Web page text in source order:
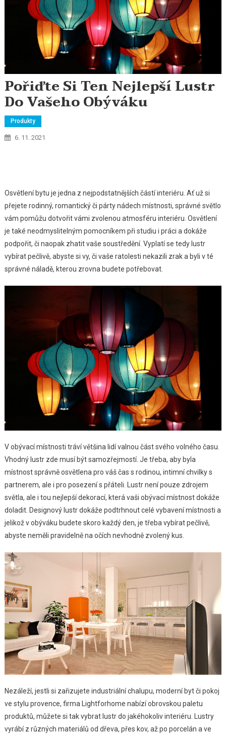
Pořiďte Si Ten Nejlepší Lustr
Do Vašeho Obýváku
Produkty
6. 11. 2021
Osvětlení bytu je jedna z nejpodstatnějších částí interiéru. Ať už si
přejete rodinný, romantický či párty nádech místnosti, správné světlo
vám pomůžu dotvořit vámi zvolenou atmosféru interiéru. Osvětlení
je také neodmyslitelným pomocníkem při studiu i práci a dokáže
podpořit, či naopak zhatit vaše soustředění. Vyplatí se tedy lustr
vybírat pečlivě, abyste si vy, či vaše ratolesti nekazili zrak a byli v té
správné náladě, kterou zrovna budete potřebovat.
V obývací místnosti tráví většina lidí valnou část svého volného času.
Vhodný lustr zde musí být samozřejmostí. Je třeba, aby byla
místnost správně osvětlena pro váš čas s rodinou, intimní chvilky s
partnerem, ale i pro posezení s přáteli. Lustr není pouze zdrojem
světla, ale i tou nejlepší dekorací, která vaši obývací místnost dokáže
doladit. Designový lustr dokáže podtrhnout celé vybavení místnosti a
jelikož v obýváku budete skoro každý den, je třeba vybírat pečlivě,
abyste neměli pravidelně na očích nevhodně zvolený kus.
Nezáleží, jestli si zařizujete industriální chalupu, moderní byt či pokoj
ve stylu provence, firma Lightforhome nabízí obrovskou paletu
produktů, můžete si tak vybrat lustr do jakéhokoliv interiéru. Lustry
vyrábí z různých materiálů od dřeva, přes kov, až po porcelán a ve